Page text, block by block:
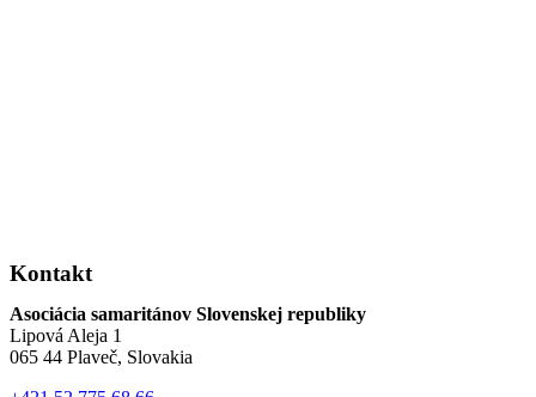
Kontakt
Asociácia samaritánov Slovenskej republiky
Lipová Aleja 1
065 44 Plaveč, Slovakia